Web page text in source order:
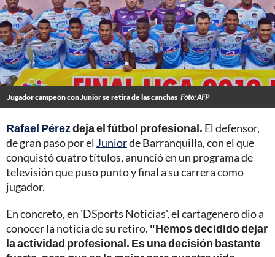
Jugador campeón con Junior se retira de las canchas Foto: AFP
Rafael Pérezdeja el fútbol profesional. El defensor,
de gran paso por el Juniorde Barranquilla, con el que
conquistó cuatro títulos, anunció en un programa de
televisión que puso punto y final a su carrera como
jugador.
En concreto, en 'DSports Noticias', el cartagenero dio a
conocer la noticia de su retiro. "Hemos decidido dejar
la actividad profesional. Es una decisión bastante